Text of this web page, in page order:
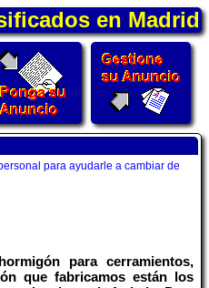
en Madrid
para ayudarle a cambiar de
para cerramientos,
que fabricamos están los